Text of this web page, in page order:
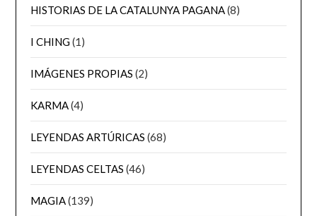
HISTORIAS DE LA CATALUNYA PAGANA(8)
I CHING(1)
IMÁGENES PROPIAS (2)
KARMA(4)
LEYENDAS ARTÚRICAS (68)
LEYENDAS CELTAS (46)
MAGIA(139)